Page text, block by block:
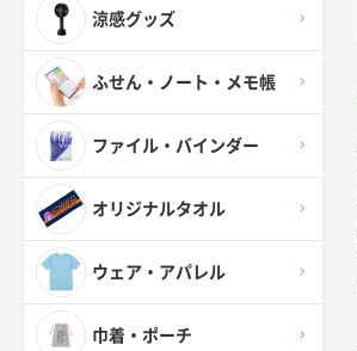
涼感グッズ
ふせん・ノート・メモ帳
ファイル・バインダー
オリジナルタオル
ウェア・アパレル
巾着・ポーチ